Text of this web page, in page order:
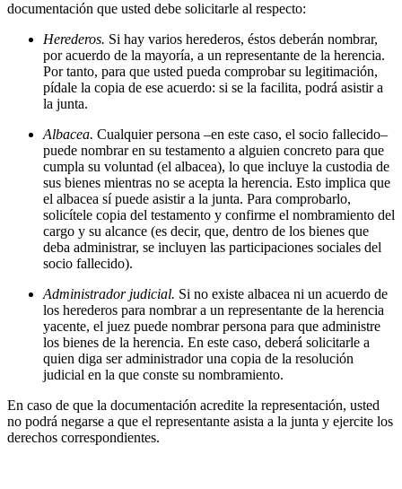
documentación que usted debe solicitarle al respecto:
Herederos. Si hay varios herederos, éstos deberán nombrar,
por acuerdo de la mayoría, a un representante de la herencia.
Por tanto, para que usted pueda comprobar su legitimación,
pídale la copia de ese acuerdo: si se la facilita, podrá asistir a
la junta.
Albacea. Cualquier persona –en este caso, el socio fallecido–
puede nombrar en su testamento a alguien concreto para que
cumpla su voluntad (el albacea), lo que incluye la custodia de
sus bienes mientras no se acepta la herencia. Esto implica que
el albacea sí puede asistir a la junta. Para comprobarlo,
solicítele copia del testamento y confirme el nombramiento del
cargo y su alcance (es decir, que, dentro de los bienes que
deba administrar, se incluyen las participaciones sociales del
socio fallecido).
Administrador judicial. Si no existe albacea ni un acuerdo de
los herederos para nombrar a un representante de la herencia
yacente, el juez puede nombrar persona para que administre
los bienes de la herencia. En este caso, deberá solicitarle a
quien diga ser administrador una copia de la resolución
judicial en la que conste su nombramiento.
En caso de que la documentación acredite la representación, usted
no podrá negarse a que el representante asista a la junta y ejercite los
derechos correspondientes.